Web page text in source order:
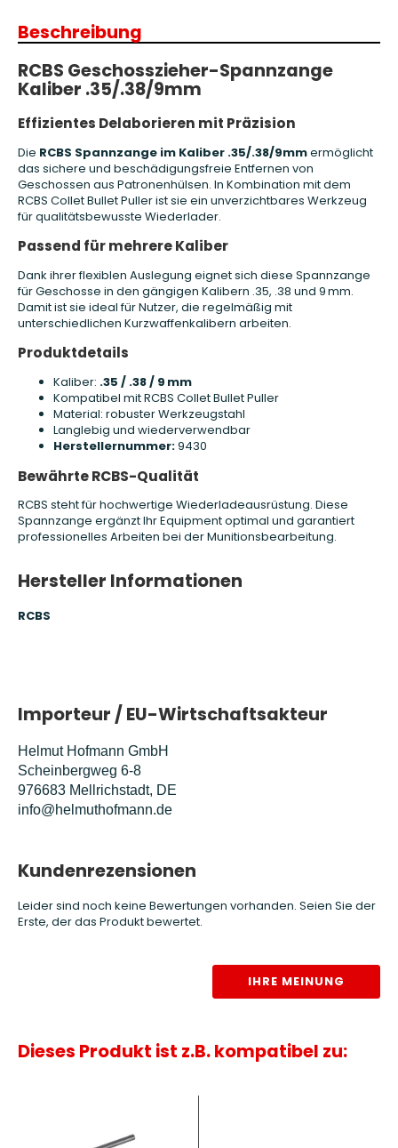
Beschreibung
RCBS Geschosszieher-Spannzange
Kaliber .35/.38/9mm
Effizientes Delaborieren mit Präzision
Die RCBS Spannzange im Kaliber .35/.38/9mmermöglicht
das sichere und beschädigungsfreie Entfernen von
Geschossen aus Patronenhülsen. In Kombination mit dem
RCBS Collet Bullet Puller ist sie ein unverzichtbares Werkzeug
für qualitätsbewusste Wiederlader.
Passend für mehrere Kaliber
Dank ihrer flexiblen Auslegung eignet sich diese Spannzange
für Geschosse in den gängigen Kalibern .35, .38 und 9 mm.
Damit ist sie ideal für Nutzer, die regelmäßig mit
unterschiedlichen Kurzwaffenkalibern arbeiten.
Produktdetails
Kaliber: .35 / .38 / 9 mm
Kompatibel mit RCBS Collet Bullet Puller
Material: robuster Werkzeugstahl
Langlebig und wiederverwendbar
Herstellernummer:9430
Bewährte RCBS-Qualität
RCBS steht für hochwertige Wiederladeausrüstung. Diese
Spannzange ergänzt Ihr Equipment optimal und garantiert
professionelles Arbeiten bei der Munitionsbearbeitung.
Hersteller Informationen
RCBS
Importeur / EU-Wirtschaftsakteur
Helmut Hofmann GmbH
Scheinbergweg 6-8
976683 Mellrichstadt, DE
info@helmuthofmann.de
Kundenrezensionen
Leider sind noch keine Bewertungen vorhanden. Seien Sie der
Erste, der das Produkt bewertet.
IHRE MEINUNG
Dieses Produkt ist z.B. kompatibel zu: